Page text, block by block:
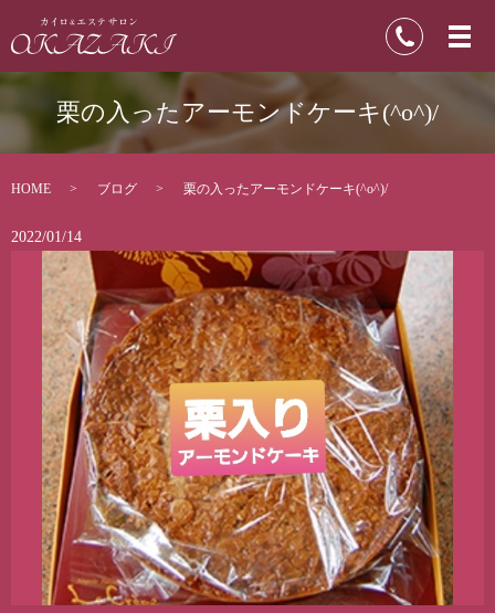
栗の入ったアーモンドケーキ(^o^)/
HOME ブログ 栗の入ったアーモンドケーキ(^o^)/
2022/01/14